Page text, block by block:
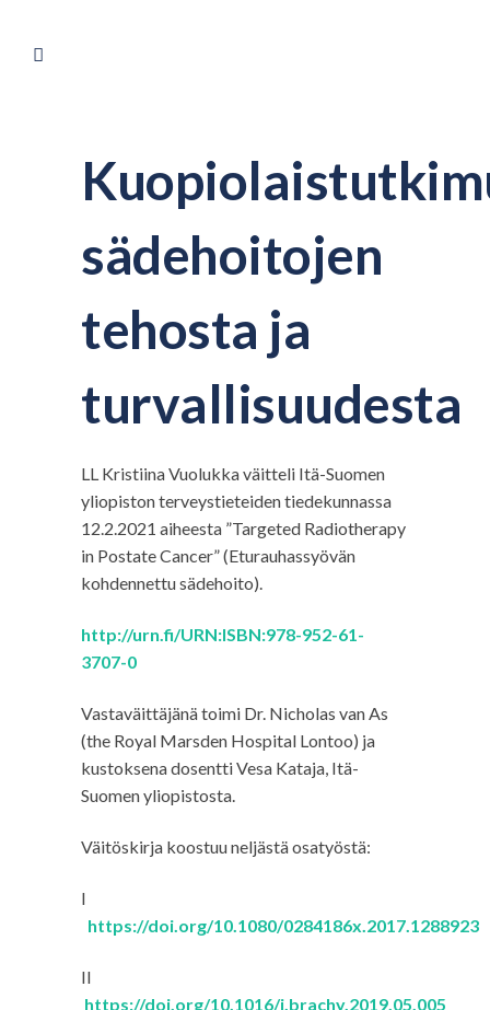
sädehoitojen
tehosta ja
turvallisuudesta
LL Kristiina Vuolukka väitteli Itä-Suomen
yliopiston terveystieteiden tiedekunnassa
12.2.2021 aiheesta ”Targeted Radiotherapy
in Postate Cancer” (Eturauhassyövän
kohdennettu sädehoito).
http://urn.fi/URN:ISBN:978-952-61-
3707-0
Vastaväittäjänä toimi Dr. Nicholas van As
(the Royal Marsden Hospital Lontoo) ja
kustoksena dosentti Vesa Kataja, Itä-
Suomen yliopistosta.
Väitöskirja koostuu neljästä osatyöstä:
I
https://doi.org/10.1080/0284186x.2017.1288923
II
https://doi.org/10.1016/j.brachy.2019.05.005